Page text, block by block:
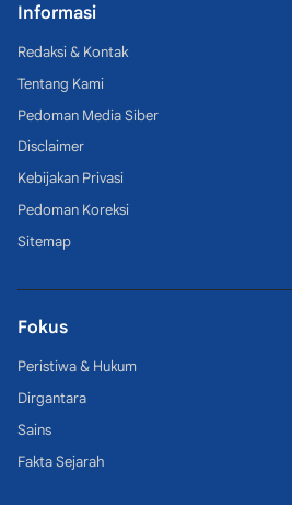
Informasi
Redaksi & Kontak
Tentang Kami
Pedoman Media Siber
Disclaimer
Kebijakan Privasi
Pedoman Koreksi
Sitemap
Fokus
Peristiwa & Hukum
Dirgantara
Sains
Fakta Sejarah